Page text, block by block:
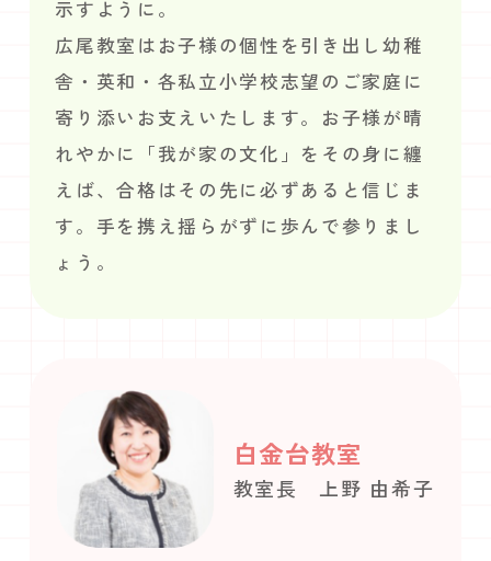
示すように。
広尾教室はお子様の個性を引き出し幼稚
舎・英和・各私立小学校志望のご家庭に
寄り添いお支えいたします。お子様が晴
れやかに「我が家の文化」をその身に纏
えば、合格はその先に必ずあると信じま
す。手を携え揺らがずに歩んで参りまし
ょう。
白金台教室
教室長 上野 由希子